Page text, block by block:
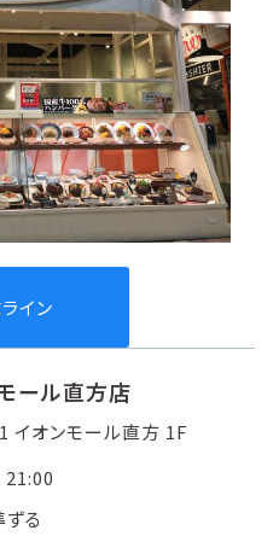
イン
ール直方店
オンモール直方 1F
21:00
る